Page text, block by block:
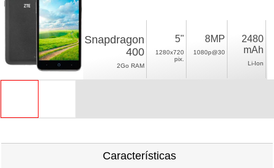
Snapdragon
400
2Go RAM
5"
1280x720
pix.
8MP
1080p@30
2480
mAh
Li-Ion
Características